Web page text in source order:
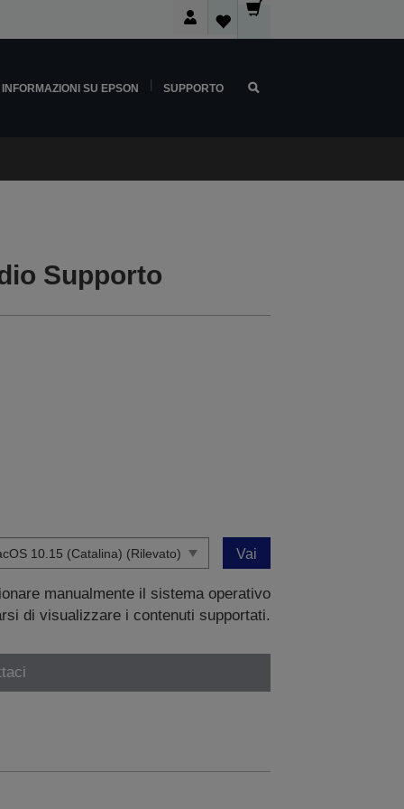
INFORMAZIONI SU EPSON SUPPORTO
Supporto
Vai
manualmente il sistema operativo
di visualizzare i contenuti supportati.